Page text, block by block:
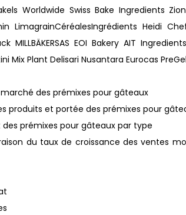
Worldwide Swiss Bake Ingredients
LimagrainCéréalesIngrédients Heidi
MILLBÄKERSAS EOI Bakery AIT
Mix Plant Delisari Nusantara Eurocas PreGel
marché des prémixes pour gâteaux
produits et portée des prémixes pour
des prémixes pour gâteaux par type
du taux de croissance des ventes